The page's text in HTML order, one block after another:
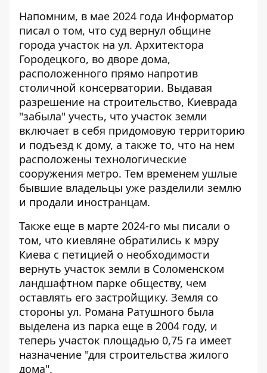
Напомним, в мае 2024 года Информатор
писал о том, что суд вернул общине
города участок на ул. Архитектора
Городецкого, во дворе дома,
расположенного прямо напротив
столичной консерватории. Выдавая
разрешение на строительство, Киеврада
"забыла" учесть, что участок земли
включает в себя придомовую территорию
и подъезд к дому, а также то, что на нем
расположены технологические
сооружения метро. Тем временем ушлые
бывшие владельцы уже разделили землю
и продали иностранцам.
Также еще в марте 2024-го мы писали о
том, что киевляне обратились к мэру
Киева с петицией о необходимости
вернуть участок земли в Соломенском
ландшафтном парке обществу, чем
оставлять его застройщику. Земля со
стороны ул. Романа Ратушного была
выделена из парка еще в 2004 году, и
теперь участок площадью 0,75 га имеет
назначение "для строительства жилого
дома".